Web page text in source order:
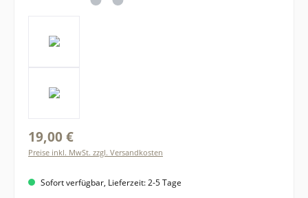
19,00 €
Preise inkl. MwSt. zzgl. Versandkosten
Sofort verfügbar, Lieferzeit: 2-5 Tage